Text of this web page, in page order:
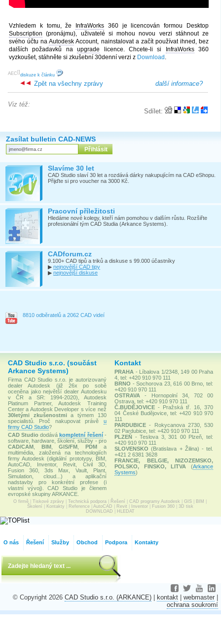
Vzhledem k tomu, že InfraWorks 360 je licencován formou Desktop
Subscription (pronájmu), uživatelé si mohou novou verzi stáhnout ze
svého účtu naAutodesk Account, nainstalovat a začít používat ihned, bez
dalších požadavků naupgrade licence. Chcete-li si InfraWorks360
vyzkoušet, stáhněte si zkušební 30denní verzi z Download .
[
AEC ]
diskuze k článku
další informace?
Zpět na všechny zprávy
Sdílet:
Viz též:
Zasílat bulletin CAD-NEWS
Slavíme 30 let
CAD Studio slaví 30 let a rozdává dárky nakupujícím na CAD eShopu.
Přijďte si pro voucher na 3000 Kč.
Pracovní příležitosti
Hledáme nové kolegy, kteří nám pomohou v dalším růstu. Rozšiřte
profesionální tým CAD Studia (Arkance Systems).
CADforum.cz
9.100+ CAD tipů a triků a diskuse s 99.000 účastníky
▶ nejnovější CAD tipy
▶ nejnovější diskuse
8810 odběratelů a 2062 CAD videí
CAD Studio s.r.o. (součást
Arkance Systems)
Firma CAD Studio s.r.o. je autorizovaný
dealer Autodesk (již 26x po sobě
oceněna jako největší dealer Autodesku
v ČR a SR: 1994-2020), Autodesk
Platinum Partner, Autodesk Training
Center a Autodesk Developer s více než
30letými zkušenostmia týmem 130
specialistů. Proč nakupovat právě u
firmy CAD Studio?
CAD Studio dodávákompletní řešení-
software, hardware, školení, služby - pro
CAD/CAM
BIM,GIS/FM ,PDM a
multimédia, založená na technologiích
firmy Autodesk (digitální prototypy, BIM,
AutoCAD, Inventor, Revit, Civil 3D,
Fusion 360, 3ds Max, Vault, Plant,
Simulation, cloud...) a aplikační
nadstavby pro konkrétní profese (i
vlastní vývoj). CAD Studio je členem
evropské skupiny ARKANCE.
Kontakt
PRAHA - Líbalova 1/2348, 149 00 Praha
4, tel: +420 910 970 111
BRNO - Sochorova 23, 616 00 Brno, tel:
+420 910 970 111
OSTRAVA
- Hornopolní 34, 702 00
Ostrava, tel: +420 910 970 111
Č.BUDĚJOVICE - Pražská tř. 16, 370
04 České Budějovice, tel: +420 910 970
111
PARDUBICE - Rokycanova 2730, 530
02 Pardubice, tel: +420 910 970 111
PLZEŇ - Teslova 3, 301 00 Plzeň, tel:
+420 910 970 111
SLOVENSKO (Bratislava + Žilina) - tel.
+421 2 6381 3628
FRANCIE, BELGIE, NIZOZEMSKO,
POLSKO, FINSKO, LITVA
(Arkance
Systems)
O firmě Tiskové zprávy Technická podpora Řešení CAD programy Autodesk GIS BIM
Školení
Kontakty Reference| AutoCAD Revit Inventor| Fusion 360| 3D tisk
DOWNLOAD
HLEDAT
O nás Řešení Služby Obchod Podpora Kontakty
© Copyright 2026 CAD Studio s.r.o. (ARKANCE) kontakt webmaster
ochrana soukromí